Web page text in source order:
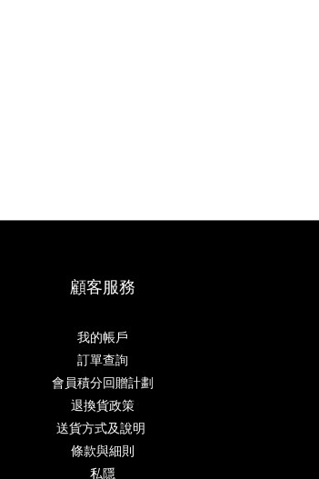
顧客服務
我的帳戶
訂單查詢
會員積分回贈計劃
退換貨政策
送貨方式及說明
條款與細則
私隱